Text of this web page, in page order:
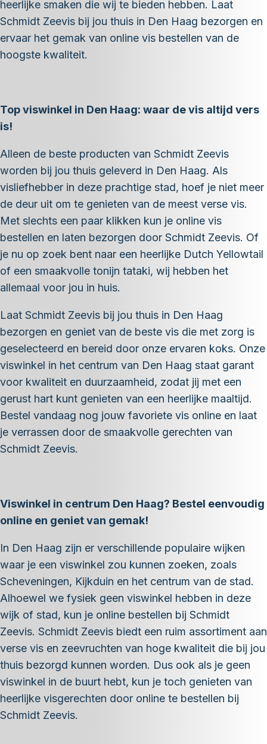
heerlijke smaken die wij te bieden hebben. Laat
Schmidt Zeevis bij jou thuis in Den Haag bezorgen en
ervaar het gemak van online vis bestellen van de
hoogste kwaliteit.
Top viswinkel in Den Haag: waar de vis altijd vers
is!
Alleen de beste producten van Schmidt Zeevis
worden bij jou thuis geleverd in Den Haag. Als
visliefhebber in deze prachtige stad, hoef je niet meer
de deur uit om te genieten van de meest verse vis.
Met slechts een paar klikken kun je online vis
bestellen en laten bezorgen door Schmidt Zeevis. Of
je nu op zoek bent naar een heerlijke Dutch Yellowtail
of een smaakvolle tonijn tataki, wij hebben het
allemaal voor jou in huis.
Laat Schmidt Zeevis bij jou thuis in Den Haag
bezorgen en geniet van de beste vis die met zorg is
geselecteerd en bereid door onze ervaren koks. Onze
viswinkel in het centrum van Den Haag staat garant
voor kwaliteit en duurzaamheid, zodat jij met een
gerust hart kunt genieten van een heerlijke maaltijd.
Bestel vandaag nog jouw favoriete vis online en laat
je verrassen door de smaakvolle gerechten van
Schmidt Zeevis.
Viswinkel in centrum Den Haag? Bestel eenvoudig
online en geniet van gemak!
In Den Haag zijn er verschillende populaire wijken
waar je een viswinkel zou kunnen zoeken, zoals
Scheveningen, Kijkduin en het centrum van de stad.
Alhoewel we fysiek geen viswinkel hebben in deze
wijk of stad, kun je online bestellen bij Schmidt
Zeevis. Schmidt Zeevis biedt een ruim assortiment aan
verse vis en zeevruchten van hoge kwaliteit die bij jou
thuis bezorgd kunnen worden. Dus ook als je geen
viswinkel in de buurt hebt, kun je toch genieten van
heerlijke visgerechten door online te bestellen bij
Schmidt Zeevis.